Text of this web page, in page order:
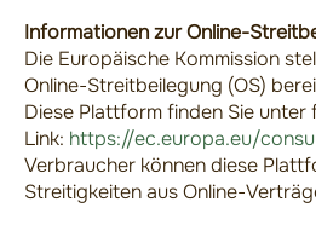
Informationen zur Online-
Die Europäische Kommission
Online-Streitbeilegung (OS)
Diese Plattform finden Sie unter
Link: https://ec.europa.eu/
Verbraucher können diese
Streitigkeiten aus Online-